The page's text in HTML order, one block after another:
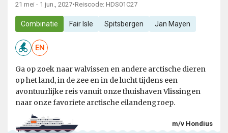
21 mei - 1 jun., 2027•Reiscode: HDS01C27
Combinatie Fair Isle Spitsbergen Jan Mayen
EN
Ga op zoek naar walvissen en andere arctische dieren
op het land, in de zee en in de lucht tijdens een
avontuurlijke reis vanuit onze thuishaven Vlissingen
naar onze favoriete arctische eilandengroep.
m/v Hondius